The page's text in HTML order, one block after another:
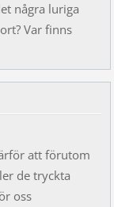
några luriga
Var finns
att förutom
de tryckta
oss